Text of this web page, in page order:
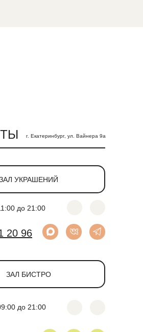
г. Екатеринбург, ул. Вайнера 9а
ЗАЛ БИСТРО
УКРАШЕНИЙ
до 21:00
до 21:00
20 96